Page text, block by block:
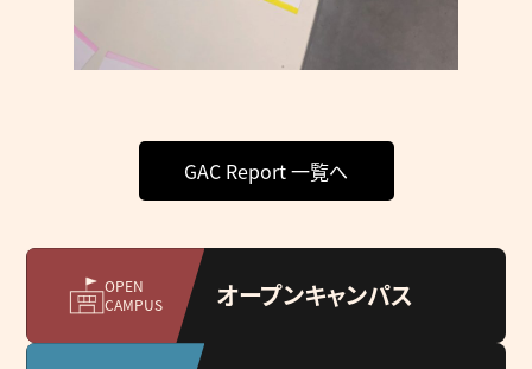
GAC Report 一覧へ
OPEN
CAMPUS
オープンキャンパス